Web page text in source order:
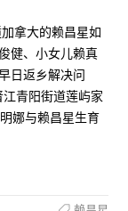
拿大的赖昌星如
健、小女儿赖真
日返乡解决问
青阳街道莲屿家
娜与赖昌星生育